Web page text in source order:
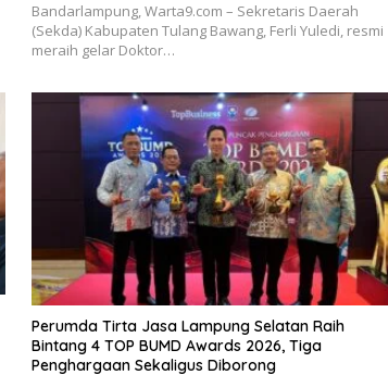
Bandarlampung, Warta9.com – Sekretaris Daerah
(Sekda) Kabupaten Tulang Bawang, Ferli Yuledi, resmi
meraih gelar Doktor…
Perumda Tirta Jasa Lampung Selatan Raih
Bintang 4 TOP BUMD Awards 2026, Tiga
Penghargaan Sekaligus Diborong